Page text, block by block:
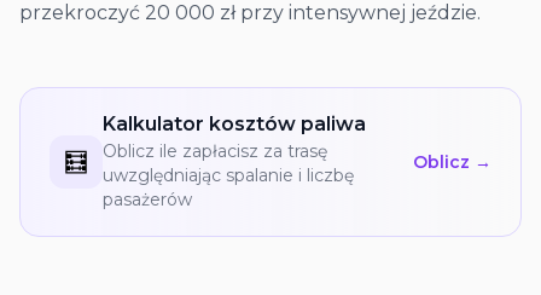
przekroczyć 20 000 zł przy intensywnej jeździe.
🧮
Kalkulator kosztów paliwa
Oblicz ile zapłacisz za trasę
uwzględniając spalanie i liczbę
pasażerów
Oblicz →